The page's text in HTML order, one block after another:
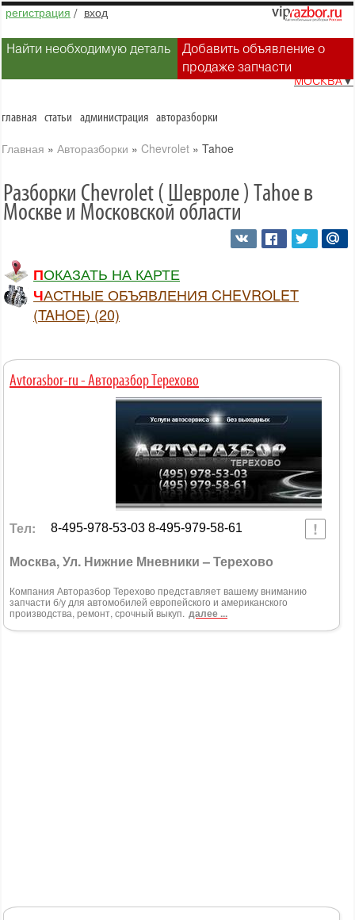
регистрация / вход
Найти необходимую деталь
Добавить объявление о
продаже запчасти
МОСКВА▼
главная статьи администрация авторазборки
Главная » Авторазборки » Chevrolet » Tahoe
Разборки Chevrolet ( Шевроле ) Tahoe в
Москве и Московской области
ПОКАЗАТЬ НА КАРТЕ
ЧАСТНЫЕ ОБЪЯВЛЕНИЯ CHEVROLET
(TAHOE) (20)
Avtorasbor-ru - Авторазбор Терехово
Тел: 8-495-978-53-03 8-495-979-58-61
Москва, Ул. Нижние Мневники – Терехово
Компания Авторазбор Терехово представляет вашему вниманию
запчасти б/у для автомобилей европейского и американского
производства, ремонт, срочный выкуп. далее ...